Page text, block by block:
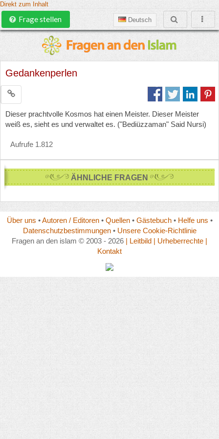
Direkt zum Inhalt
Deutsch
Frage stellen
Gedankenperlen
Dieser prachtvolle Kosmos hat einen Meister. Dieser Meister
weiß es, sieht es und verwaltet es. ("Bediüzzaman" Said Nursi)
Aufrufe 1.812
ÄHNLICHE FRAGEN
Über uns •Autoren / Editoren• Quellen• Gästebuch• Helfe uns •
Datenschutzbestimmungen• Unsere Cookie-Richtlinie
Fragen an den islam © 2003 - 2026 | Leitbild | Urheberrechte |
Kontakt